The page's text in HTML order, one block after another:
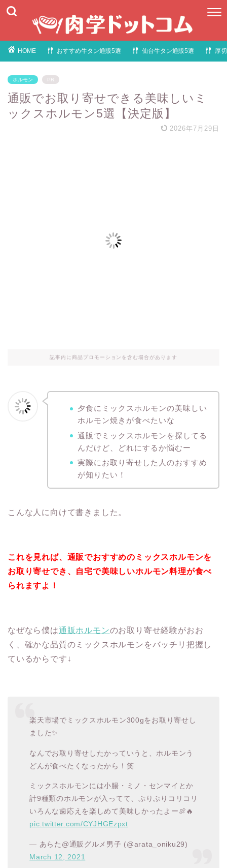
HOME おすすめ牛タン通販5選 仙台牛タン通販5選 厚
ホルモン PR
通販でお取り寄せできる美味しいミ
ックスホルモン5選【決定版】
2026年7月29日
記事内に商品プロモーションを含む場合があります
夕食にミックスホルモンの美味しい
ホルモン焼きが食べたいな
通販でミックスホルモンを探してる
んだけど、どれにするか悩むー
実際にお取り寄せした人のおすすめ
が知りたい！
こんな人に向けて書きました。
これを見れば、通販でおすすめのミックスホルモンを
お取り寄せでき、自宅で美味しいホルモン料理が食べ
られますよ！
なぜなら僕は通販ホルモンのお取り寄せ経験がおお
く、確かな品質のミックスホルモンをバッチリ把握し
ているからです↓
楽天市場でミックスホルモン300gをお取り寄せし
ました✨
なんでお取り寄せしたかっていうと、ホルモンう
どんが食べたくなったから！笑
ミックスホルモンには小腸・ミノ・センマイとか
計9種類のホルモンが入ってて、ぷりぷりコリコリ
いろんな歯応えを楽しめて美味しかったよー🍖🔥
pic.twitter.com/CYJHGEzpxt
— あらた@通販グルメ男子 (@arata_oniku29)
March 12, 2021